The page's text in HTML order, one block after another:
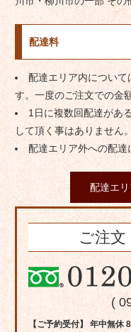
配達料
配達エリア内につい
す。一度のご注文での金
1日に複数回配達があ
して頂く事はありません。
配達エリア外への配
配達エ
ご注文
(
【ご予約受付】 年中無休